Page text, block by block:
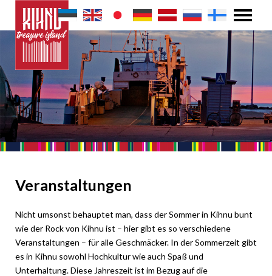
Veranstaltungen
Nicht umsonst behauptet man, dass der Sommer in Kihnu bunt
wie der Rock von Kihnu ist – hier gibt es so verschiedene
Veranstaltungen – für alle Geschmäcker. In der Sommerzeit gibt
es in Kihnu sowohl Hochkultur wie auch Spaß und
Unterhaltung. Diese Jahreszeit ist im Bezug auf die